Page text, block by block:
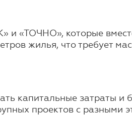
и «ТОЧНО», которые
жилья, что требует
капитальные затраты и
проектов с разными